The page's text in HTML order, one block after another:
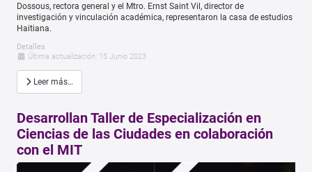
Dossous, rectora general y el Mtro. Ernst Saint Vil, director de
investigación y vinculación académica, representaron la casa de estudios
Haitiana.
Detalles
Última actualización: 15 Junio 2023
Leer más…
Desarrollan Taller de Especialización en
Ciencias de las Ciudades en colaboración
con el MIT